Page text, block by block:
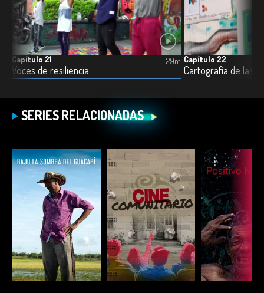
Capítulo 21
Voces de resiliencia
29m Capítulo 22
Cartografía de las
SERIES RELACIONADAS
ESCUCHAR ESCUCHAR